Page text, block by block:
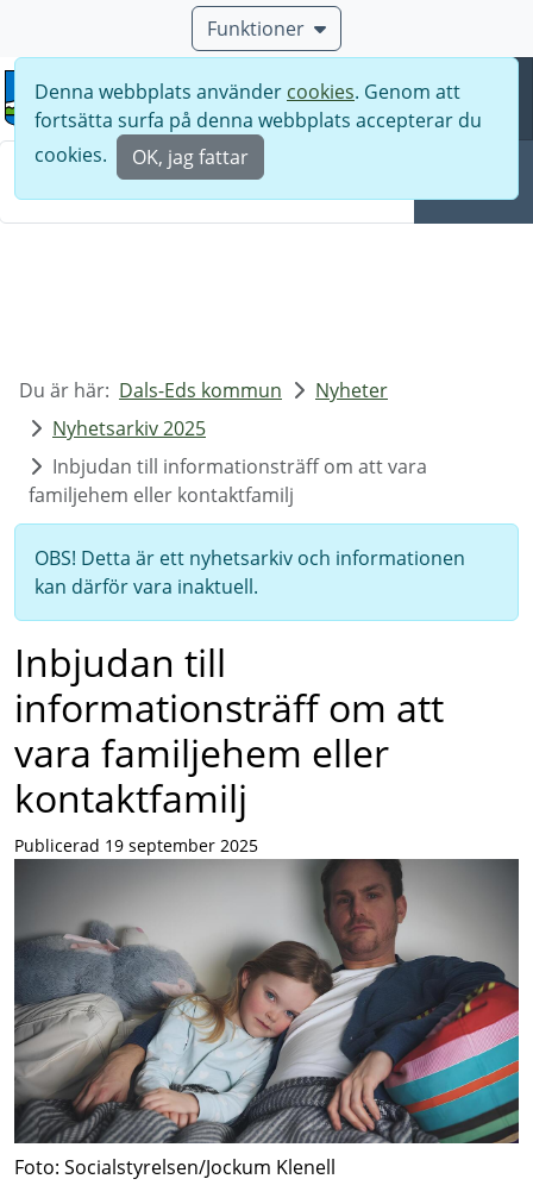
Funktioner
Meny
Denna webbplats använder cookies. Genom att
fortsätta surfa på denna webbplats accepterar du
cookies.
OK, jag fattar
Du är här: Dals-Eds kommun
Nyheter
Nyhetsarkiv 2025
Inbjudan till informationsträff om att vara
familjehem eller kontaktfamilj
OBS! Detta är ett nyhetsarkiv och informationen
kan därför vara inaktuell.
Inbjudan till
informationsträff om att
vara familjehem eller
kontaktfamilj
Publicerad 19 september 2025
Foto: Socialstyrelsen/Jockum Klenell